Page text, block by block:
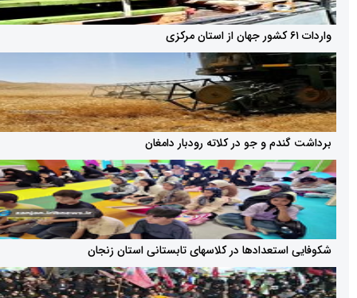
و جو در کلاته رودبار دامغان
در کلاسهای تابستانی استان زنجان